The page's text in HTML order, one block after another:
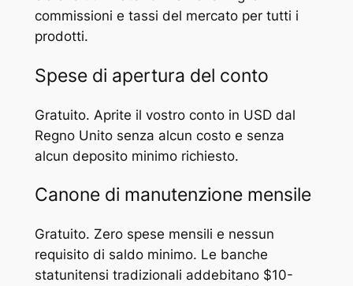
commissioni e tassi del mercato per tutti i
prodotti.
Spese di apertura del conto
Gratuito. Aprite il vostro conto in USD dal
Regno Unito senza alcun costo e senza
alcun deposito minimo richiesto.
Canone di manutenzione mensile
Gratuito. Zero spese mensili e nessun
requisito di saldo minimo. Le banche
statunitensi tradizionali addebitano $10-